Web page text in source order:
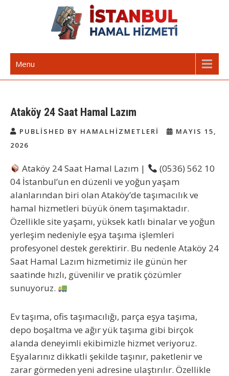
İstanbul Günlük Hamal | Hamal
Arıyorum Hamal Lazım
Menu
Ataköy 24 Saat Hamal Lazım
PUBLISHED BY HAMALHIZMETLERI
MAYIS 15,
2026
Ataköy 24 Saat Hamal Lazım |
(0536) 562 10
04 İstanbul’un en düzenli ve yoğun yaşam
alanlarından biri olan Ataköy’de taşımacılık ve
hamal hizmetleri büyük önem taşımaktadır.
Özellikle site yaşamı, yüksek katlı binalar ve yoğun
yerleşim nedeniyle eşya taşıma işlemleri
profesyonel destek gerektirir. Bu nedenle Ataköy 24
Saat Hamal Lazım hizmetimiz ile günün her
saatinde hızlı, güvenilir ve pratik çözümler
sunuyoruz.
Ev taşıma, ofis taşımacılığı, parça eşya taşıma,
depo boşaltma ve ağır yük taşıma gibi birçok
alanda deneyimli ekibimizle hizmet veriyoruz.
Eşyalarınız dikkatli şekilde taşınır, paketlenir ve
zarar görmeden yeni adresine ulaştırılır. Özellikle